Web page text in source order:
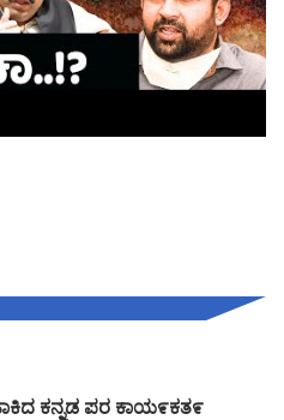
ಕನ್ನಡ ಪರ ಕಾಯ೯ಕತ೯